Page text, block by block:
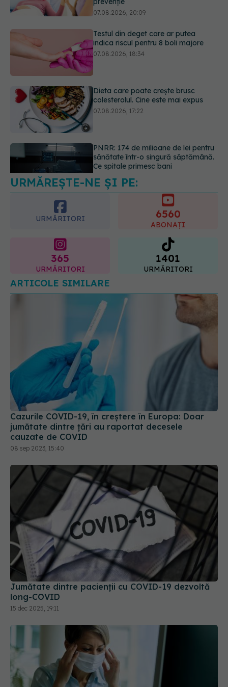
07.08.2026, 18:34
Dieta care poate crește brusc
colesterolul. Cine este mai expus
PNRR: 174 de milioane de lei pentru
sănătate într-o singură săptămână.
Ce spune culoarea ta preferată
despre vârsta pe care o ai. Care
este "codul cromatic" al generațiilor
07.08.2026, 21:29
URMĂREȘTE-NE ȘI PE:
URMĂRITORI
ABONAȚI
URMĂRITORI
1401
URMĂRITORI
ARTICOLE SIMILARE
Cazurile COVID-19, în creștere în Europa: Doar
jumătate dintre țări au raportat decesele
cauzate de COVID
08 sep 2023, 15:40
Jumătate dintre pacienții cu COVID-19 dezvoltă
long-COVID
15 dec 2025, 19:11